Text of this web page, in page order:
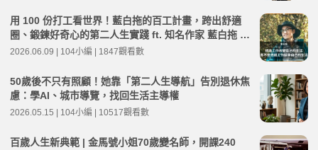
用 100 份打工看世界！藍白拖的百工計畫，跨出舒適
圈、鍛鍊好奇心的第二人生實踐 ft. 知名作家 藍白拖 |
高年級不打烊 x 用 AI 點亮第二人生 EP276
2026.06.09 | 104小編 | 1847觀看數
50歲後不只有照顧！她靠「第二人生導航」告別退休焦
慮：學AI、城市導覽，找回生活主導權
2026.05.15 | 104小編 | 10517觀看數
百歲人生新典範 | 金馬號小姐70歲變名師，開課240